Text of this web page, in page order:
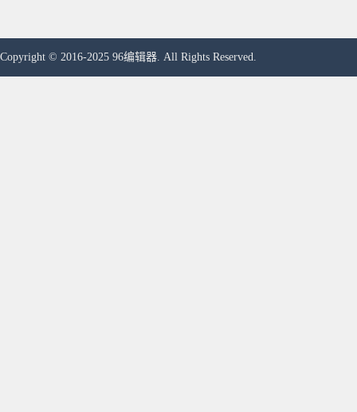
Copyright © 2016-2025 96编辑器. All Rights Reserved.